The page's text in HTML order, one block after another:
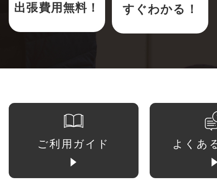
出張費用無料！ すぐわかる！
ご利用ガイド よくあ